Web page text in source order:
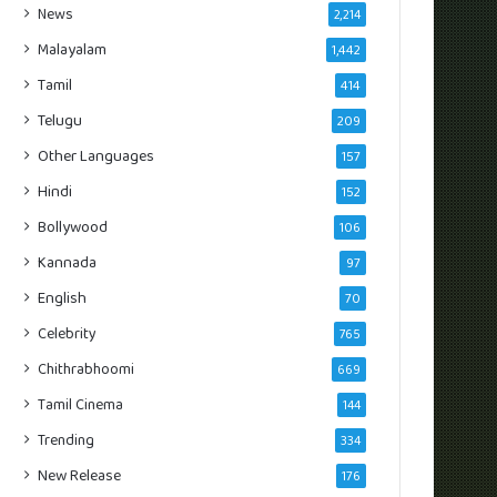
News 2,214
Malayalam 1,442
Tamil 414
Telugu 209
Other Languages 157
Hindi 152
Bollywood 106
Kannada 97
English 70
Celebrity 765
Chithrabhoomi 669
Tamil Cinema 144
Trending 334
New Release 176